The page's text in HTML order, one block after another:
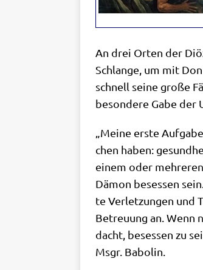
An drei Orten der
Schlan­ge, um mit
schnell sei­ne gro­ße
beson­de­re Gabe der
„Mei­ne erste
chen haben:
einem oder
Dämon beses­sen
te Ver­let­zun­gen und
Betreu­ung an. Wenn
dacht, beses­sen zu
Msgr. Babolin.